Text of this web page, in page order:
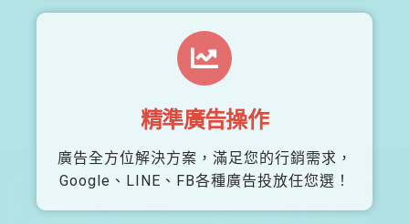
精準廣告操作
廣告全方位解決方案，滿足您的行銷需求，
Google、LINE、FB各種廣告投放任您選！